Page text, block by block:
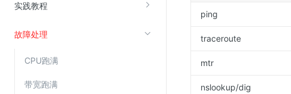
实践教程
故障处理
CPU跑满
带宽跑满
边缘节点计算
金山云云防火墙
大模型应用防火墙
ping
traceroute
mtr
nslookup/dig